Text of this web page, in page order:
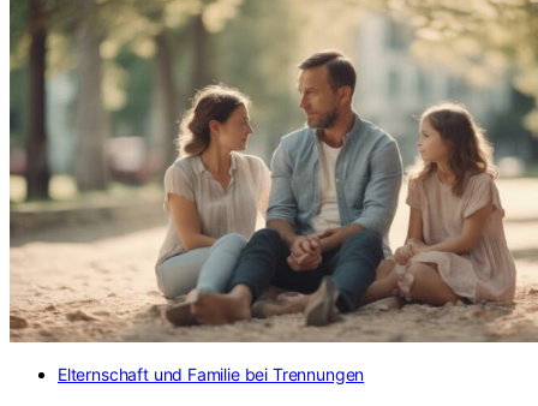
Elternschaft und Familie bei Trennungen